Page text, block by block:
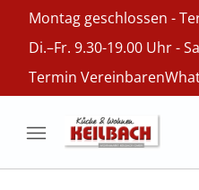
Montag geschlossen -
Di.–Fr. 9.30-19.00 Uhr -
Termin Vereinbaren